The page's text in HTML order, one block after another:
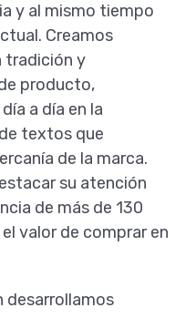
y al mismo tiempo
Creamos
tradición y
producto,
a día en la
textos que
de la marca.
su atención
de más de 130
valor de comprar en
desarrollamos